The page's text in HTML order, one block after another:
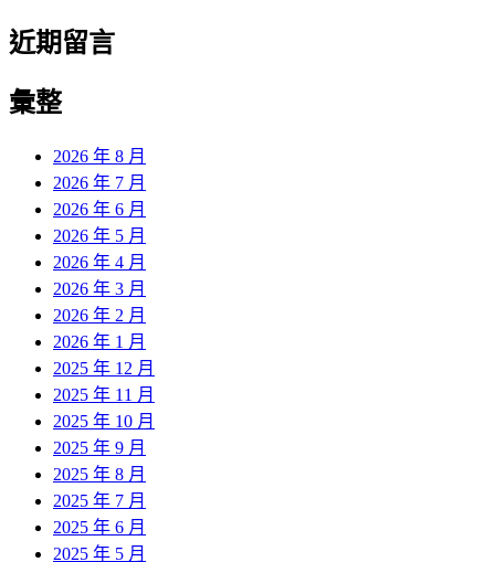
近期留言
彙整
2026 年 8 月
2026 年 7 月
2026 年 6 月
2026 年 5 月
2026 年 4 月
2026 年 3 月
2026 年 2 月
2026 年 1 月
2025 年 12 月
2025 年 11 月
2025 年 10 月
2025 年 9 月
2025 年 8 月
2025 年 7 月
2025 年 6 月
2025 年 5 月